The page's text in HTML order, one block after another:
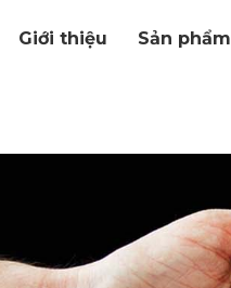
Giới thiệu Sản phẩm